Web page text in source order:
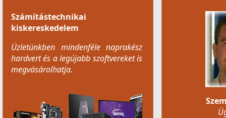
Számítástechnikai
kiskereskedelem
Üzletünkben mindenféle naprakész
hardvert és a legújabb szoftvereket is
megvásárolhatja.